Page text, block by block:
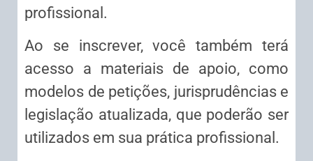
profissional.
Ao se inscrever, você também terá
acesso a materiais de apoio, como
modelos de petições, jurisprudências e
legislação atualizada, que poderão ser
utilizados em sua prática profissional.